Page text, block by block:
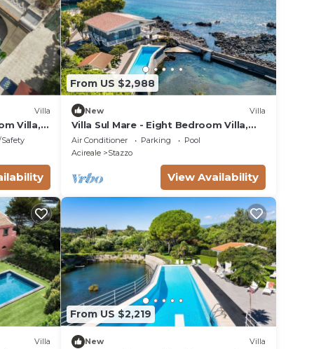
Villa
Villa,
From US $2,988
New Villa
Villa Sul Mare - Eight Bedroom Villa,
Sleeps 16
Air Conditioner Parking
Pool
Acireale
Stazzo
View Availability
Villa
From US $2,219
New Villa